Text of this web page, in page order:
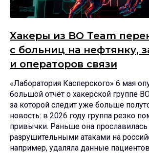
Хакеры из BO Team
с больниц на нефтянку,
и операторов связи
«Лаборатория Касперского» 6 мая
большой отчёт о хакерской группе
за которой следит уже больше
новость: в 2026 году группа резко
привычки. Раньше она
разрушительными атаками на
например, удаляла данные